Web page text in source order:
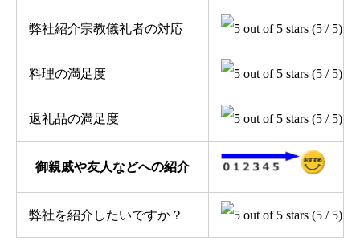
弊社紹介宗教儀礼者の対応 (5 / 5)
料理の満足度 (5 / 5)
返礼品の満足度 (5 / 5)
御親戚や友人などへの紹介
弊社を紹介したいですか？ (5 / 5)